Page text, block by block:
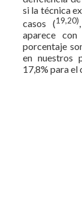
si la técnica
casos (19,20)
aparece con
porcentaje
en nuestros
17,8% para